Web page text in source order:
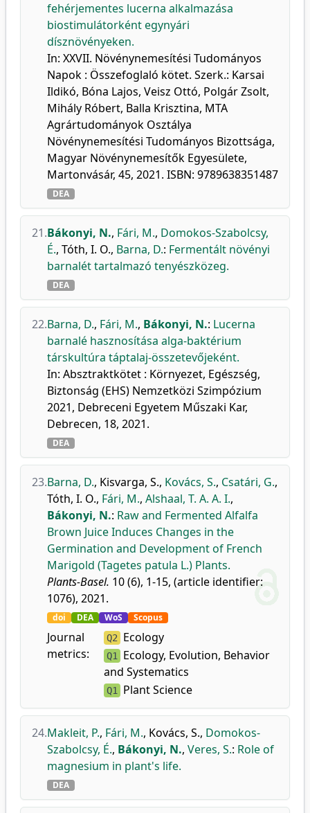
fehérjementes lucerna alkalmazása
biostimulátorként egynyári
dísznövényeken.
In: XXVII. Növénynemesítési Tudományos
Napok : Összefoglaló kötet. Szerk.: Karsai
Ildikó, Bóna Lajos, Veisz Ottó, Polgár Zsolt,
Mihály Róbert, Balla Krisztina, MTA
Agrártudományok Osztálya
Növénynemesítési Tudományos Bizottsága,
Magyar Növénynemesítők Egyesülete,
Martonvásár, 45, 2021. ISBN: 9789638351487
DEA
21.Bákonyi, N., Fári, M., Domokos-Szabolcsy,
É., Tóth, I. O., Barna, D.: Fermentált növényi
barnalét tartalmazó tenyészközeg.
DEA
22.Barna, D., Fári, M., Bákonyi, N.: Lucerna
barnalé hasznosítása alga-baktérium
társkultúra táptalaj-összetevőjeként.
In: Absztraktkötet : Környezet, Egészség,
Biztonság (EHS) Nemzetközi Szimpózium
2021, Debreceni Egyetem Műszaki Kar,
Debrecen, 18, 2021.
DEA
23.Barna, D., Kisvarga, S., Kovács, S., Csatári, G.,
Tóth, I. O., Fári, M., Alshaal, T. A. A. I.,
Bákonyi, N.: Raw and Fermented Alfalfa
Brown Juice Induces Changes in the
Germination and Development of French
Marigold (Tagetes patula L.) Plants.
Plants-Basel. 10 (6), 1-15, (article identifier:
1076), 2021.
doi DEA WoS Scopus
Journal
metrics:
Q2 Ecology
Q1 Ecology, Evolution, Behavior
and Systematics
Q1 Plant Science
24.Makleit, P., Fári, M., Kovács, S., Domokos-
Szabolcsy, É., Bákonyi, N., Veres, S.: Role of
magnesium in plant's life.
DEA